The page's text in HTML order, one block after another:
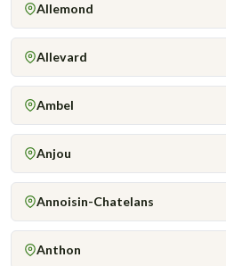
Allemond
Allevard
Ambel
Anjou
Annoisin-Chatelans
Anthon